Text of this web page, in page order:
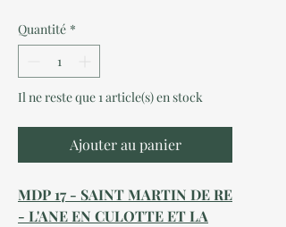
Quantité *
Il ne reste que 1 article(s) en stock
Ajouter au panier
MDP 17 - SAINT MARTIN DE RE
- L'ANE EN CULOTTE ET LA